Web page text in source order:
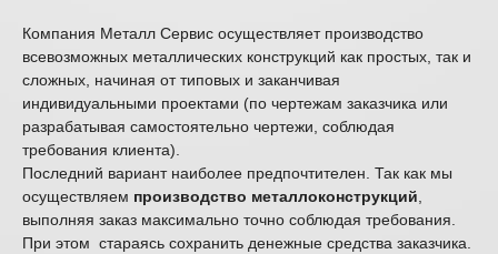
Компания Металл Сервис осуществляет производство
всевозможных металлических конструкций как простых, так и
сложных, начиная от типовых и заканчивая
индивидуальными проектами (по чертежам заказчика или
разрабатывая самостоятельно чертежи, соблюдая
требования клиента).
Последний вариант наиболее предпочтителен. Так как мы
осуществляем производство металлоконструкций
выполняя заказ максимально точно соблюдая требования.
При этом стараясь сохранить денежные средства заказчика.